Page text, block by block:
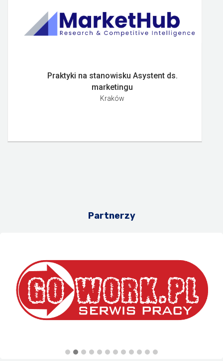
Praktyki na stanowisku Asystent ds.
marketingu
Kraków
Partnerzy